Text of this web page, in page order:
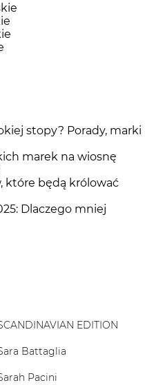
stopy? Porady, marki
marek na wiosnę
które będą królować
Dlaczego mniej
EDITION
Battaglia
Pacini